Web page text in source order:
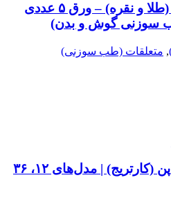
سوزن طب سوزنی ASP (طلا و نقره) – ورق ۵ عددی
سوزنی گوش و بدن)
, متعلقات (طب سوزنی)
سوزن میکرونیدلینگ درماپن (کارتریج) | مدل‌های ۱۲، ۳۶